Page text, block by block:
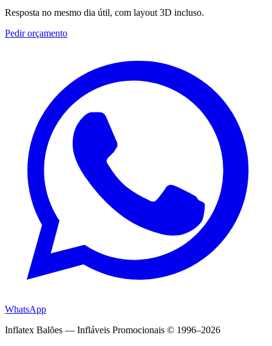
Resposta no mesmo dia útil, com layout 3D incluso.
Pedir orçamento
WhatsApp
Inflatex Balões — Infláveis Promocionais © 1996–2026